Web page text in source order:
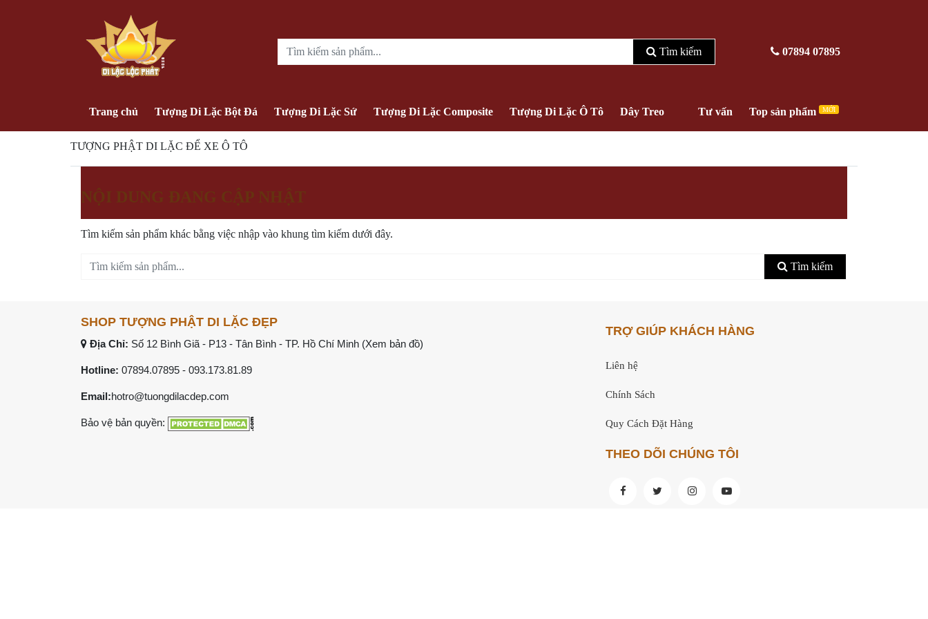
Tìm kiếm 07894 07895
Trang chủ Tượng Di Lặc Bột Đá Tượng Di Lặc Sứ Tượng Di Lặc Composite Tượng Di Lặc Ô Tô Dây Treo Tư vấn Top sản phẩm MỚI
NỘI DUNG ĐANG CẬP NHẬT
Tìm kiếm sản phẩm khác bằng việc nhập vào khung tìm kiếm dưới đây.
Tìm kiếm
TƯỢNG PHẬT DI LẶC ĐỂ XE Ô TÔ
SHOP TƯỢNG PHẬT DI LẶC ĐẸP
Địa Chỉ: Số 12 Bình Giã - P13 - Tân Bình - TP. Hồ Chí Minh (Xem bản đồ)
Hotline: 07894.07895 - 093.173.81.89
Email:hotro@tuongdilacdep.com
Bảo vệ bản quyền:
TRỢ GIÚP KHÁCH HÀNG
Liên hệ
Chính Sách
Quy Cách Đặt Hàng
THEO DÕI CHÚNG TÔI